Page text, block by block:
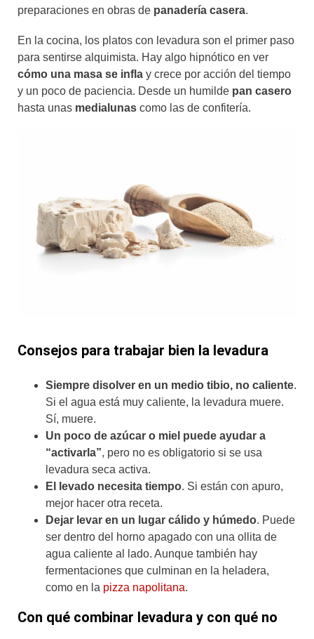
preparaciones en obras de panadería casera.
En la cocina, los platos con levadura son el primer paso
para sentirse alquimista. Hay algo hipnótico en ver
cómo una masa se infla y crece por acción del tiempo
y un poco de paciencia. Desde un humilde pan casero
hasta unas medialunas como las de confitería.
Consejos para trabajar bien la levadura
Siempre disolver en un medio tibio, no caliente.
Si el agua está muy caliente, la levadura muere.
Sí, muere.
Un poco de azúcar o miel puede ayudar a
“activarla”, pero no es obligatorio si se usa
levadura seca activa.
El levado necesita tiempo. Si están con apuro,
mejor hacer otra receta.
Dejar levar en un lugar cálido y húmedo. Puede
ser dentro del horno apagado con una ollita de
agua caliente al lado. Aunque también hay
fermentaciones que culminan en la heladera,
como en la pizza napolitana.
Con qué combinar levadura y con qué no